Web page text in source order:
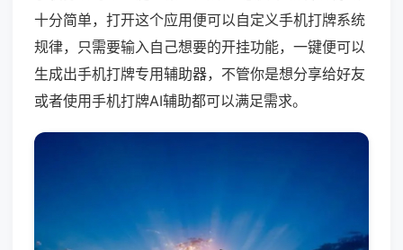
十分简单，打开这个应用便可以自定义手机打牌系统
规律，只需要输入自己想要的开挂功能，一键便可以
生成出手机打牌专用辅助器，不管你是想分享给好友
或者使用手机打牌AI辅助都可以满足需求。